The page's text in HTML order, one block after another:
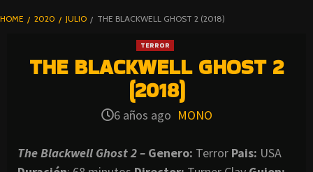
BLOGHORROR
HOME 2020 JULIO THE BLACKWELL GHOST 2 (2018)
TERROR
THE BLACKWELL GHOST 2
(2018)
6 años ago MONO
The Blackwell Ghost 2 – Genero: Terror Pais: USA